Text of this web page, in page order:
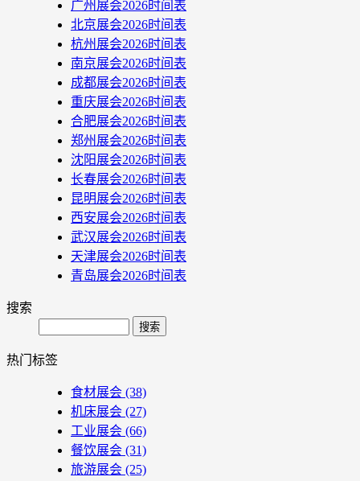
广州展会2026时间表
北京展会2026时间表
杭州展会2026时间表
南京展会2026时间表
成都展会2026时间表
重庆展会2026时间表
合肥展会2026时间表
郑州展会2026时间表
沈阳展会2026时间表
长春展会2026时间表
昆明展会2026时间表
西安展会2026时间表
武汉展会2026时间表
天津展会2026时间表
青岛展会2026时间表
搜索
Search
热门标签
食材展会 (38)
机床展会 (27)
工业展会 (66)
餐饮展会 (31)
旅游展会 (25)